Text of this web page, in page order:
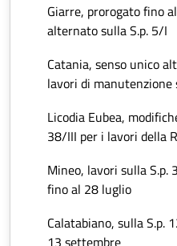
Giarre, prorogato fino
alternato sulla S.p. 5/I
Catania, senso unico
lavori di
Licodia Eubea,
38/III per i lavori della
Mineo, lavori sulla S.p.
fino al 28 luglio
Calatabiano, sulla S.p.
13 settembre